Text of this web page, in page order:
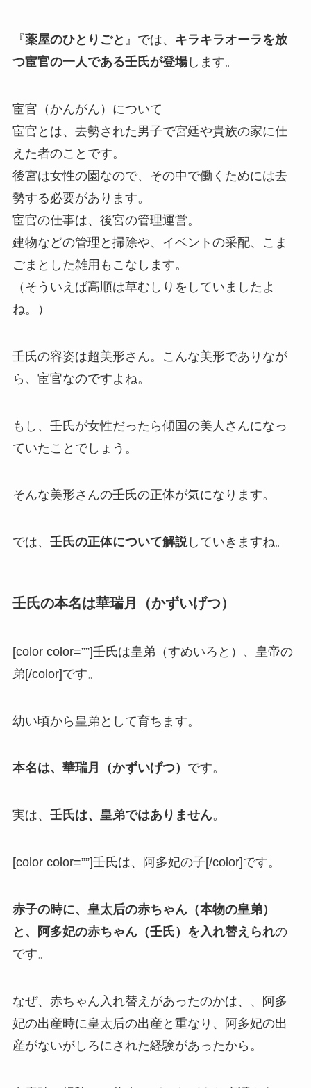
『薬屋のひとりごと 』では、 キラキラオーラを放
つ宦官の一人である壬氏が登場します。
宦官（かんがん）について
宦官とは、去勢された男子で宮廷や貴族の家に仕
えた者のことです。
後宮は女性の園なので、その中で働くためには去
勢する必要があります。
宦官の仕事は、後宮の管理運営。
建物などの管理と掃除や、イベントの采配、こま
ごまとした雑用もこなします。
（そういえば高順は草むしりをしていましたよ
ね。）
壬氏の容姿は超美形さん。こんな美形でありなが
ら、宦官なのですよね。
もし、壬氏が女性だったら傾国の美人さんになっ
ていたことでしょう。
そんな美形さんの壬氏の正体が気になります。
では、 壬氏の正体について解説していきますね。
壬氏の本名は華瑞月（かずいげつ）
[color color=””]壬氏は皇弟（すめいろと）、皇帝の
弟[/color]です。
幼い頃から皇弟として育ちます。
本名は、華瑞月（かずいげつ） です。
実は、 壬氏は、皇弟ではありません。
[color color=””]壬氏は、阿多妃の子[/color]です。
赤子の時に、皇太后の赤ちゃん（本物の皇弟）
と、阿多妃の赤ちゃん（壬氏）を入れ替えられの
です。
なぜ、赤ちゃん入れ替えがあったのかは、、阿多
妃の出産時に皇太后の出産と重なり、阿多妃の出
産がないがしろにされた経験があったから。